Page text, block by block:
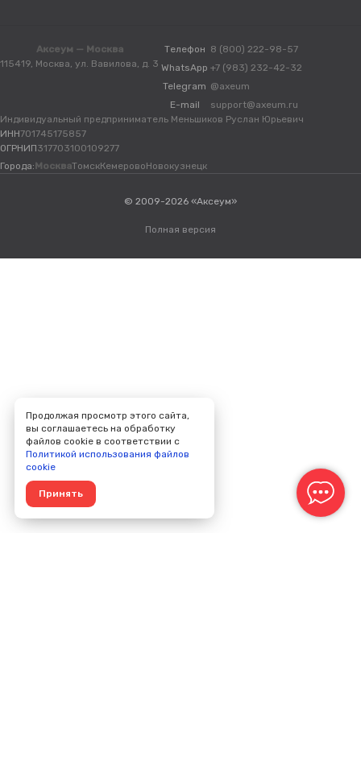
Аксеум — Москва
115419, Москва, ул. Вавилова, д. 3
Телефон 8 (800) 222-98-57
WhatsApp +7 (983) 232-42-32
Telegram @axeum
E-mail
support@axeum.ru
Индивидуальный предприниматель Меньшиков Руслан Юрьевич
ИНН701745175857
ОГРНИП317703100109277
Города: МоскваТомскКемеровоНовокузнецк
© 2009-2026 «Аксеум»
Полная версия
Продолжая просмотр этого сайта,
вы соглашаетесь на обработку
файлов cookie в соответствии с
Политикой использования файлов
cookie
Принять